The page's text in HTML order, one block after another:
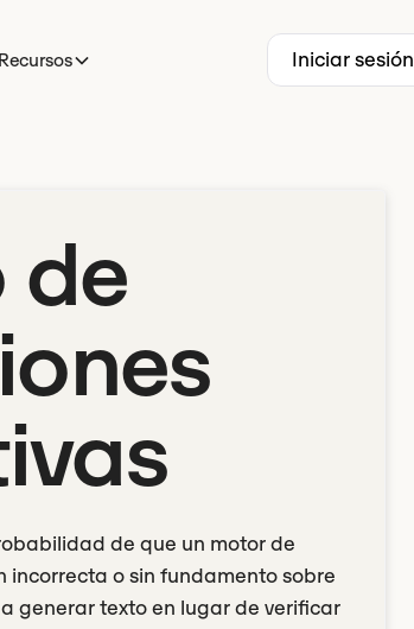
Recursos Iniciar sesión
de
de que un motor de
incorrecta o sin fundamento sobre
generar texto en lugar de verificar